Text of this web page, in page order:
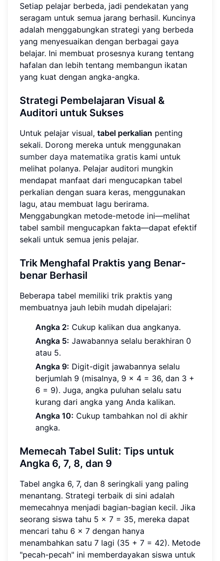
Setiap pelajar berbeda, jadi pendekatan yang
seragam untuk semua jarang berhasil. Kuncinya
adalah menggabungkan strategi yang berbeda
yang menyesuaikan dengan berbagai gaya
belajar. Ini membuat prosesnya kurang tentang
hafalan dan lebih tentang membangun ikatan
yang kuat dengan angka-angka.
Strategi Pembelajaran Visual &
Auditori untuk Sukses
Untuk pelajar visual, tabel perkalian penting
sekali. Dorong mereka untuk menggunakan
sumber daya matematika gratis kami untuk
melihat polanya. Pelajar auditori mungkin
mendapat manfaat dari mengucapkan tabel
perkalian dengan suara keras, menggunakan
lagu, atau membuat lagu berirama.
Menggabungkan metode-metode ini—melihat
tabel sambil mengucapkan fakta—dapat efektif
sekali untuk semua jenis pelajar.
Trik Menghafal Praktis yang Benar-
benar Berhasil
Beberapa tabel memiliki trik praktis yang
membuatnya jauh lebih mudah dipelajari:
Angka 2: Cukup kalikan dua angkanya.
Angka 5: Jawabannya selalu berakhiran 0
atau 5.
Angka 9: Digit-digit jawabannya selalu
berjumlah 9 (misalnya, 9 x 4 = 36, dan 3 +
6 = 9). Juga, angka puluhan selalu satu
kurang dari angka yang Anda kalikan.
Angka 10: Cukup tambahkan nol di akhir
angka.
Memecah Tabel Sulit: Tips untuk
Angka 6, 7, 8, dan 9
Tabel angka 6, 7, dan 8 seringkali yang paling
menantang. Strategi terbaik di sini adalah
memecahnya menjadi bagian-bagian kecil. Jika
seorang siswa tahu 5 x 7 = 35, mereka dapat
mencari tahu 6 x 7 dengan hanya
menambahkan satu 7 lagi (35 + 7 = 42). Metode
"pecah-pecah" ini memberdayakan siswa untuk